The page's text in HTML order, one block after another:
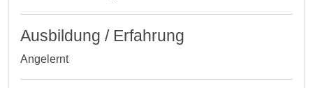
Ausbildung / Erfahrung
Angelernt